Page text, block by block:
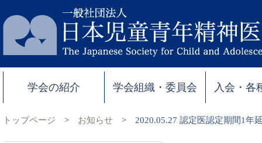
学会の紹介 学会組織・委員会 入会・各
トップページ > お知らせ > 2020.05.27 認定医認定期間1年